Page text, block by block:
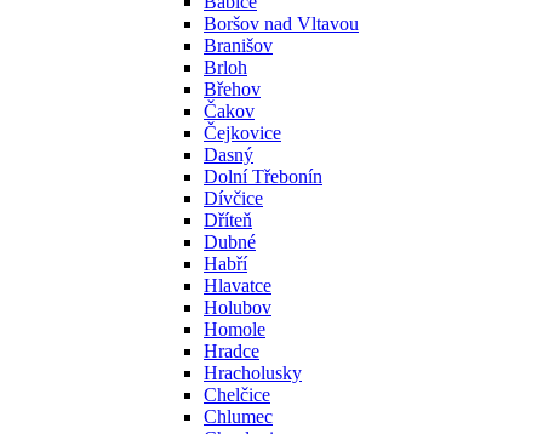
Boršov nad Vltavou
Branišov
Brloh
Břehov
Čakov
Čejkovice
Dasný
Dolní Třebonín
Dívčice
Dříteň
Dubné
Habří
Hlavatce
Holubov
Homole
Hradce
Hracholusky
Chelčice
Chlumec